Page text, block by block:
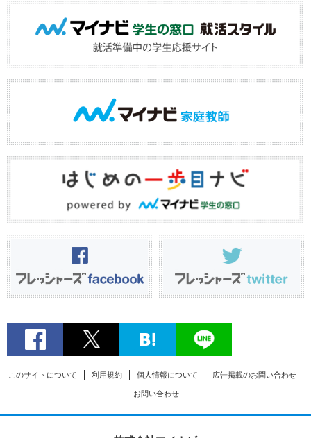
このサイトについて 利用規約 個人情報について 広告掲載のお問い合わせ
お問い合わせ